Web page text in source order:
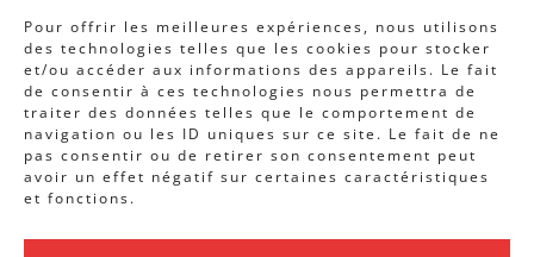
Pour offrir les meilleures expériences, nous utilisons
des technologies telles que les cookies pour stocker
et/ou accéder aux informations des appareils. Le fait
de consentir à ces technologies nous permettra de
traiter des données telles que le comportement de
navigation ou les ID uniques sur ce site. Le fait de ne
pas consentir ou de retirer son consentement peut
avoir un effet négatif sur certaines caractéristiques
et fonctions.
Articles
AUTRES INFOS
Actions
Concertation
Archives